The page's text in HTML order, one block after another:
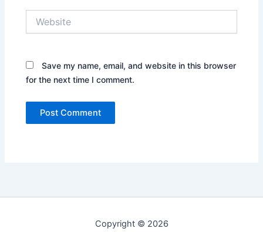
Save my name, email, and website in this browser
for the next time I comment.
Copyright © 2026